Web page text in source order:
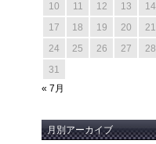
10
11 12 13 14
17
18 19 20 21
24
25 26 27 28
31
« 7月
月別アーカイブ